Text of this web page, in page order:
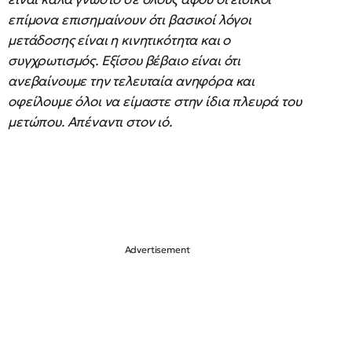
επίμονα επισημαίνουν ότι βασικοί λόγοι
μετάδοσης είναι η κινητικότητα και ο
συγχρωτισμός. Εξίσου βέβαιο είναι ότι
ανεβαίνουμε την τελευταία ανηφόρα και
οφείλουμε όλοι να είμαστε στην ίδια πλευρά του
μετώπου. Απέναντι στον ιό.